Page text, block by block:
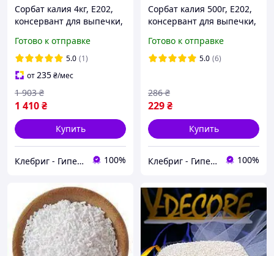
Сорбат калия 4кг, E202,
консервант для выпечки,
Готово к отправке
5.0 (1)
от235₴/мес
1 410₴
1 903 ₴
Купить
Клебриг - Гипермаркет химической продукции 100%
Сорбат калия 500г, E202,
консервант для выпечки,
Готово к отправке
5.0 (6)
229₴
286 ₴
Купить
Клебриг - Гипермаркет химической продукции 100%